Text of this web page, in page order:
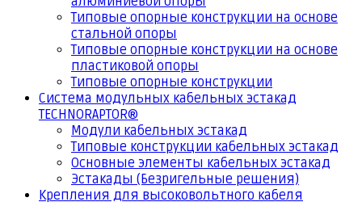
Типовые опорные конструкции на основе
стальной опоры
Типовые опорные конструкции на основе
пластиковой опоры
Типовые опорные конструкции
Система модульных кабельных эстакад
TECHNORAPTOR®
Модули кабельных эстакад
Типовые конструкции кабельных эстакад
Основные элементы кабельных эстакад
Эстакады (Безригельные решения)
Крепления для высоковольтного кабеля